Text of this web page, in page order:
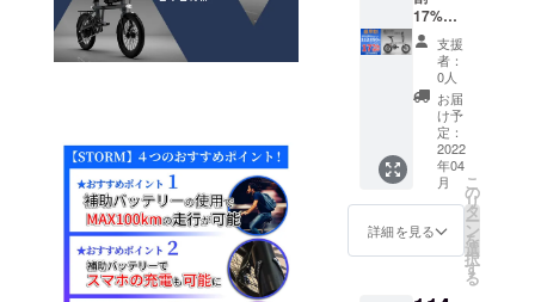
（ライ
ト、泥
除け等
は装着
されて
いま
す） 基
本工具
セッ
ト
17%OF
F】
135000
→1120
50円
（税・
送料
込） ※
沖縄へ
の配送
は不可
となり
ます
支援
者：
0人
お届
け予
定：
2022
年04
月
詳細を見る
こ
の
リ
タ
ー
ン
を
選
択
す
る